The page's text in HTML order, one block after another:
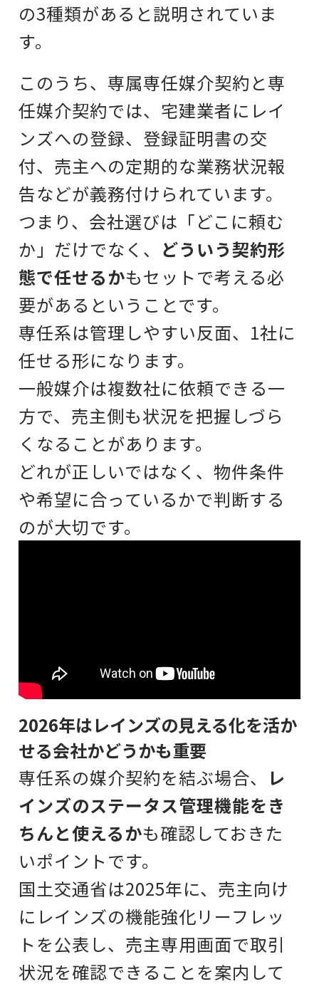
の3種類があると説明されていま
す。
このうち、専属専任媒介契約と専
任媒介契約では、宅建業者にレイ
ンズへの登録、登録証明書の交
付、売主への定期的な業務状況報
告などが義務付けられています。
つまり、会社選びは 「どこに頼む
か」だけでなく、 どういう契約形
態で任せるかもセットで考える必
要があるということです。
専任系は管理しやすい反面、1社に
任せる形になります。
一般媒介は複数社に依頼できる一
方で、売主側も状況を把握しづら
くなることがあります。
どれが正しいではなく、物件条件
や希望に合っているかで判断する
のが大切です。
2026年はレインズの見える化を活か
せる会社かどうかも重要
専任系の媒介契約を結ぶ場合、 レ
インズのステータス管理機能をき
ちんと使えるかも確認しておきた
いポイントです。
国土交通省は2025年に、売主向け
にレインズの機能強化リーフレッ
トを公表し、売主専用画面で取引
状況を確認できることを案内して